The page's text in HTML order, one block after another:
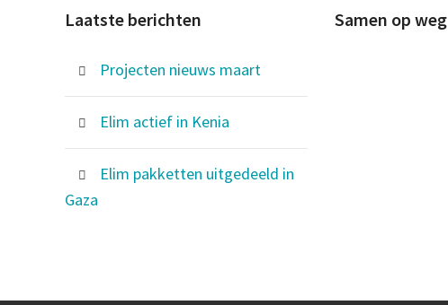
Laatste berichten
Projecten nieuws maart
Elim actief in Kenia
Elim pakketten uitgedeeld in
Gaza
Samen op weg